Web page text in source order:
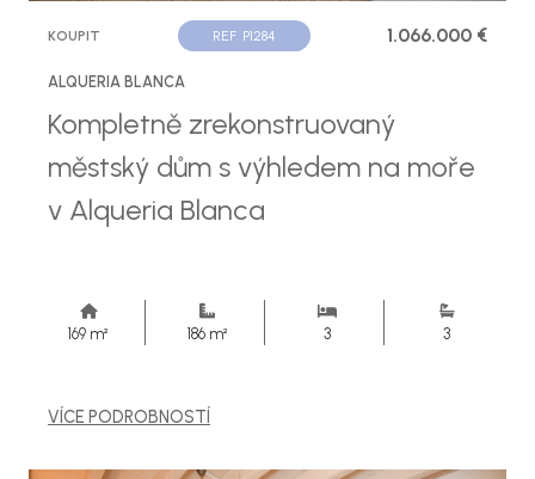
KOUPIT REF. P1284 1.066.000 €
ALQUERIA BLANCA
Kompletně zrekonstruovaný
městský dům s výhledem na moře
v Alqueria Blanca
169 m² 186 m² 3 3
VÍCE PODROBNOSTÍ